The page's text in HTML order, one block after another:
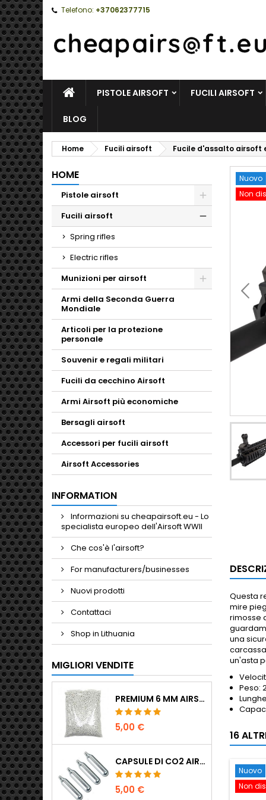
Telefono: +37062377715
HOMEPISTOLE AIRSOFT FUCILI AIRSOFT
BLOG
Home Fucili airsoft Fucile d'assalto airsoft
HOME
Pistole airsoft
Fucili airsoft
Spring rifles
Electric rifles
Munizioni per airsoft
Toggle
Armi della Seconda Guerra
Mondiale
Articoli per la protezione
personale
Souvenir e regali militari
Fucili da cecchino Airsoft
Armi Airsoft più economiche
Bersagli airsoft
Accessori per fucili airsoft
Airsoft Accessories
INFORMATION
Informazioni su cheapairsoft.eu - Lo
specialista europeo dell'Airsoft WWII
Che cos'è l'airsoft?
For manufacturers/businesses
Nuovi prodotti
Contattaci
Shop in Lithuania
MIGLIORI VENDITE
PREMIUM 6 MM AIRSOFT BBS 0,20 G - 1000 COLPI, NO-JAM, TIRO DRITTO
5,00 €
CAPSULE DI CO2 AIRSOFT 12G 5-PACK - MADE IN HUNGARY, EU, QUALITÀ PREMIUM
5,00 €
Nuovo
Non
Questa
mire
rimosse
una
un'asta
Peso:
16
Nuovo
Non